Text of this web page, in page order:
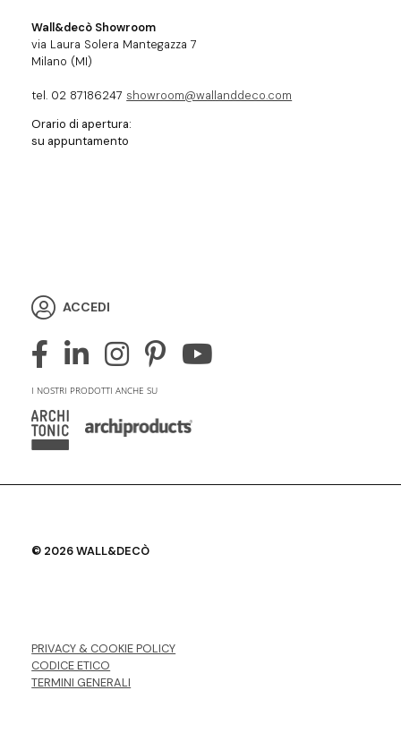
Wall&decò Showroom
via Laura Solera Mantegazza 7
Milano (MI)
tel. 02 87186247 showroom@wallanddeco.com
Orario di apertura:
su appuntamento
ACCEDI
I NOSTRI PRODOTTI ANCHE SU
© 2026 WALL&DECÒ
PRIVACY & COOKIE POLICY
CODICE ETICO
TERMINI GENERALI